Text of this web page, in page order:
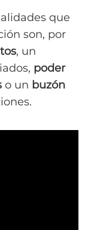
que
son, por
, un
poder
o un buzón